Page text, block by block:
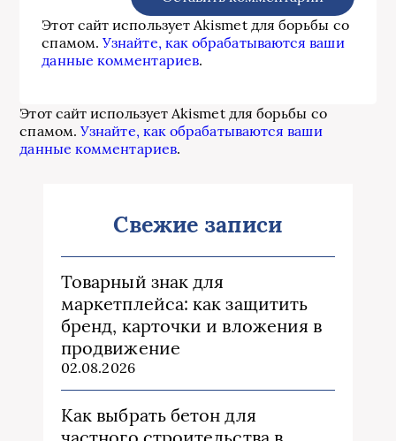
Этот сайт использует Akismet для борьбы со
спамом.Узнайте, как обрабатываются ваши
данные комментариев.
Этот сайт использует Akismet для борьбы со
спамом.Узнайте, как обрабатываются ваши
данные комментариев.
Свежие записи
Товарный знак для
маркетплейса: как защитить
бренд, карточки и вложения в
продвижение
02.08.2026
Как выбрать бетон для